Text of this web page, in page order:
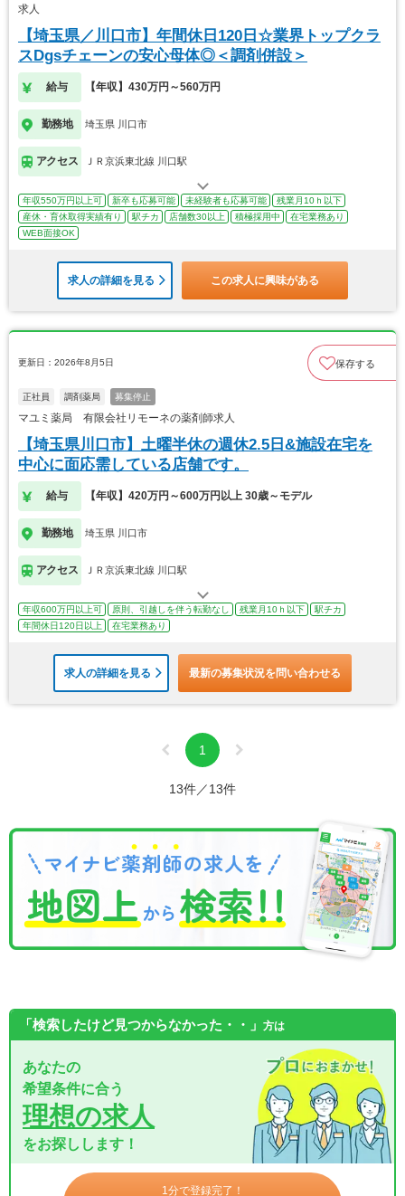
求人
【埼玉県／川口市】年間休日120日☆業界トップクラ
スDgsチェーンの安心母体◎＜調剤併設＞
給与 【年収】430万円～560万円
勤務地 埼玉県 川口市
アクセス ＪＲ京浜東北線 川口駅
年収550万円以上可 新卒も応募可能 未経験者も応募可能
残業月10ｈ以下
産休・育休取得実績有り
駅チカ 店舗数30以上 積極採用中
在宅業務あり
WEB面接OK
求人の詳細を見る この求人に興味がある
更新日：2026年8月5日 保存する
正社員 調剤薬局 募集停止
マユミ薬局 有限会社リモーネの薬剤師求人
【埼玉県川口市】土曜半休の週休2.5日&施設在宅を
中心に面応需している店舗です。
給与 【年収】420万円～600万円以上 30歳～モデル
勤務地 埼玉県 川口市
アクセス ＪＲ京浜東北線 川口駅
年収600万円以上可 原則、引越しを伴う転勤なし 残業月10ｈ以下
駅チカ
年間休日120日以上
在宅業務あり
求人の詳細を見る 最新の募集状況を問い合わせる
1
13件／13件
「検索したけど見つからなかった・・」 方は
あなたの
希望条件に合う
理想の求人
をお探しします！
1分で登録完了！